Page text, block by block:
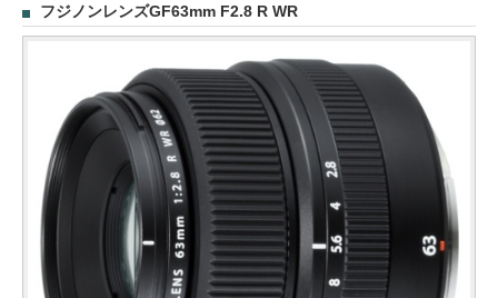
フジノンレンズGF63mm F2.8 R WR